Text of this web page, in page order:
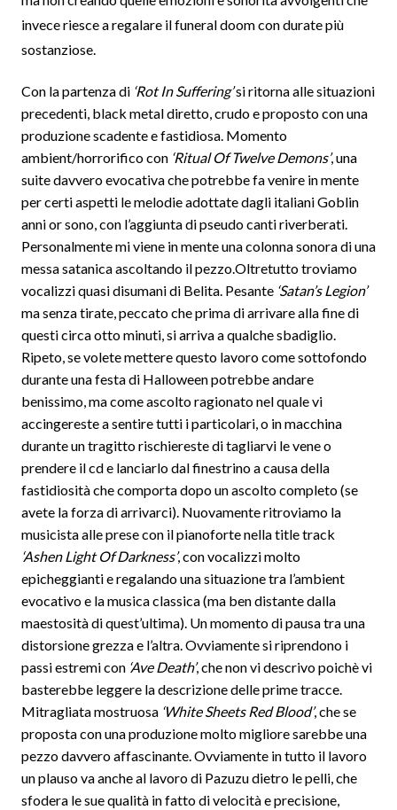
invece riesce a regalare il funeral doom con durate più
sostanziose.
Con la partenza di ‘Rot In Suffering’si ritorna alle situazioni
precedenti, black metal diretto, crudo e proposto con una
produzione scadente e fastidiosa. Momento
ambient/horrorifico con ‘Ritual Of Twelve Demons’, una
suite davvero evocativa che potrebbe fa venire in mente
per certi aspetti le melodie adottate dagli italiani Goblin
anni or sono, con l’aggiunta di pseudo canti riverberati.
Personalmente mi viene in mente una colonna sonora di una
messa satanica ascoltando il pezzo.Oltretutto troviamo
vocalizzi quasi disumani di Belita. Pesante ‘Satan’s Legion’
ma senza tirate, peccato che prima di arrivare alla fine di
questi circa otto minuti, si arriva a qualche sbadiglio.
Ripeto, se volete mettere questo lavoro come sottofondo
durante una festa di Halloween potrebbe andare
benissimo, ma come ascolto ragionato nel quale vi
accingereste a sentire tutti i particolari, o in macchina
durante un tragitto rischiereste di tagliarvi le vene o
prendere il cd e lanciarlo dal finestrino a causa della
fastidiosità che comporta dopo un ascolto completo (se
avete la forza di arrivarci). Nuovamente ritroviamo la
musicista alle prese con il pianoforte nella title track
‘Ashen Light Of Darkness’, con vocalizzi molto
epicheggianti e regalando una situazione tra l’ambient
evocativo e la musica classica (ma ben distante dalla
maestosità di quest’ultima). Un momento di pausa tra una
distorsione grezza e l’altra. Ovviamente si riprendono i
passi estremi con ‘Ave Death’, che non vi descrivo poichè vi
basterebbe leggere la descrizione delle prime tracce.
Mitragliata mostruosa ‘White Sheets Red Blood’, che se
proposta con una produzione molto migliore sarebbe una
pezzo davvero affascinante. Ovviamente in tutto il lavoro
un plauso va anche al lavoro di Pazuzu dietro le pelli, che
sfodera le sue qualità in fatto di velocità e precisione,